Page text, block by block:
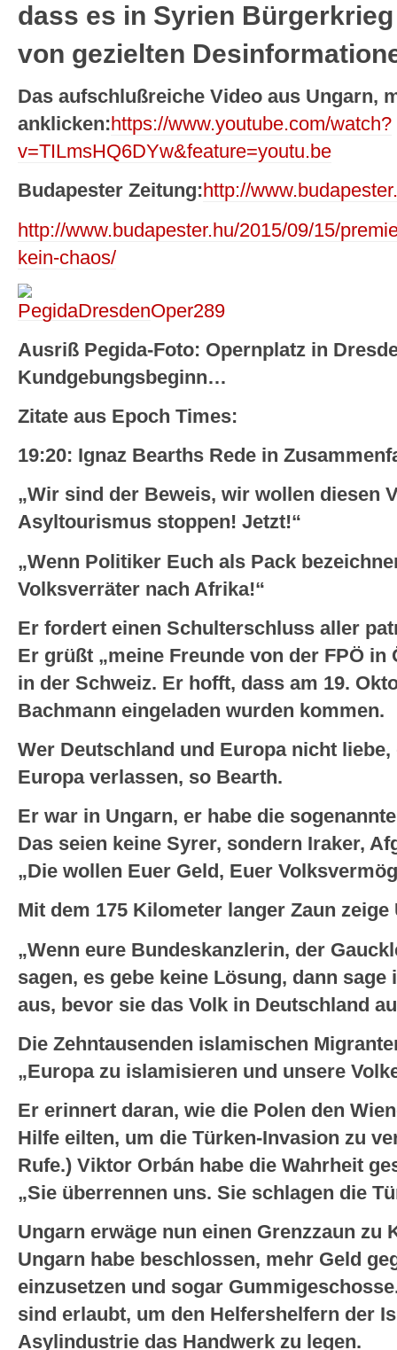
dass es in Syrien
von gezielten
Das aufschlußreiche Video aus Ungarn,
anklicken:https://www.youtube.com/watch?
v=TILmsHQ6DYw&feature=youtu.be
Budapester Zeitung:http://
http://www.budapester.hu/2015/09/15/
kein-chaos/
Ausriß Pegida-Foto: Opernplatz in
Kundgebungsbeginn…
Zitate aus Epoch Times:
19:20: Ignaz Bearths Rede in
„Wir sind der Beweis, wir wollen diesen
Asyltourismus stoppen! Jetzt!“
„Wenn Politiker Euch als Pack
Volksverräter nach Afrika!“
Er fordert einen Schulterschluss aller
Er grüßt „meine Freunde von der FPÖ in
in der Schweiz. Er hofft, dass am 19.
Bachmann eingeladen wurden kommen.
Wer Deutschland und Europa nicht
Europa verlassen, so Bearth.
Er war in Ungarn, er habe die
Das seien keine Syrer, sondern Iraker,
„Die wollen Euer Geld, Euer
Mit dem 175 Kilometer langer Zaun zeige
„Wenn eure Bundeskanzlerin, der
sagen, es gebe keine Lösung, dann
aus, bevor sie das Volk in Deutschland
Die Zehntausenden islamischen
„Europa zu islamisieren und unsere
Er erinnert daran, wie die Polen den
Hilfe eilten, um die Türken-Invasion zu
Rufe.) Viktor Orbán habe die Wahrheit
„Sie überrennen uns. Sie schlagen die
Ungarn erwäge nun einen Grenzzaun zu
Ungarn habe beschlossen, mehr Geld
einzusetzen und sogar
sind erlaubt, um den Helfershelfern der
Asylindustrie das Handwerk zu legen.